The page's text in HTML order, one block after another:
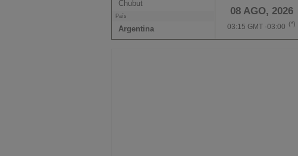
08 AGO, 2026
03:15 GMT -03:00 (*)
Chubut
País
Argentina